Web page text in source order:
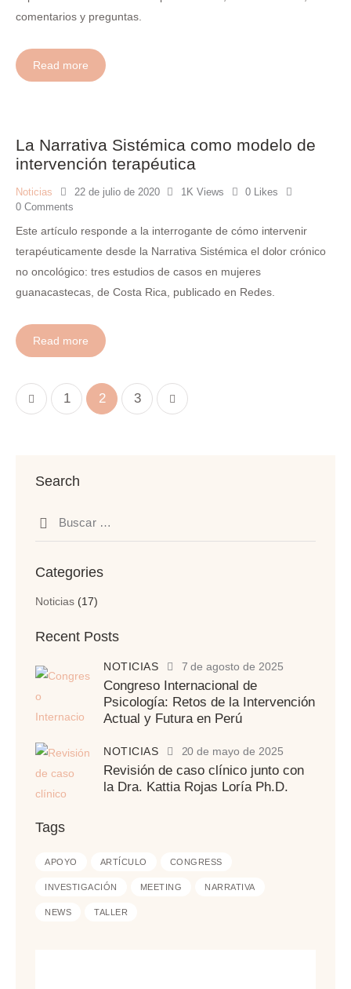
comentarios y preguntas.
Read more
La Narrativa Sistémica como modelo de
intervención terapéutica
Noticias 22 de julio de 2020 1K Views 0
Likes
0 Comments
Este artículo responde a la interrogante de cómo intervenir
terapéuticamente desde la Narrativa Sistémica el dolor crónico
no oncológico: tres estudios de casos en mujeres
guanacastecas, de Costa Rica, publicado en Redes.
Read more
1 2 3
Search
Categories
Noticias(17)
Recent Posts
NOTICIAS 7 de agosto de 2025
Congreso Internacional de
Psicología: Retos de la Intervención
Actual y Futura en Perú
NOTICIAS 20 de mayo de 2025
Revisión de caso clínico junto con
la Dra. Kattia Rojas Loría Ph.D.
Tags
APOYO ARTÍCULO CONGRESS
INVESTIGACIÓN MEETING NARRATIVA
NEWS TALLER